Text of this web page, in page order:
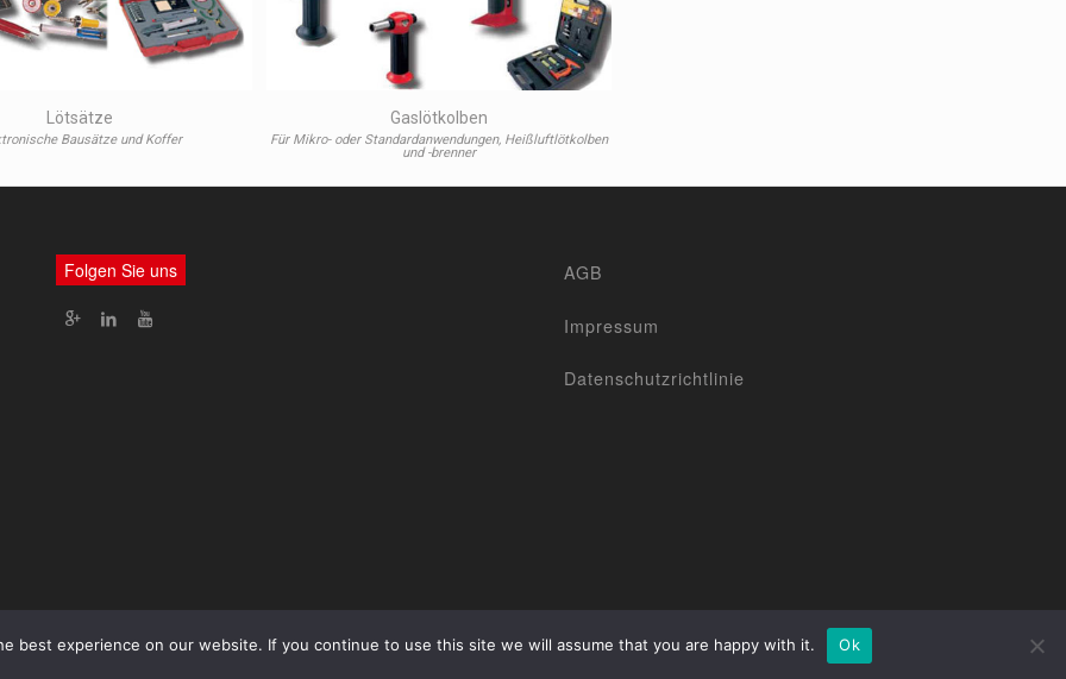
Lötsätze
Bausätze und Koffer
Gaslötkolben
Für Mikro- oder Standardanwendungen, Heißluftlötkolben
und -brenner
Folgen Sie uns AGB
Impressum
Datenschutzrichtlinie
2017 © www.agencenova.com
Unsere Dienstleistungen Kontaktieren Sie uns
best experience on our website. If you continue to use this site we will assume that you are happy with it. Ok